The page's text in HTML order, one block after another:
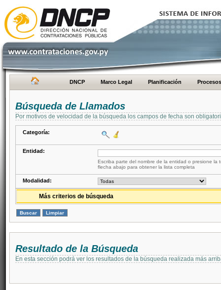
DNCP Marco Legal Planificación Procesos
Búsqueda de Llamados
Por motivos de velocidad de la búsqueda los campos de fecha son
Categoría:
Entidad:
Escriba parte del nombre de la entidad o presione la
flecha abajo para obtener la lista completa
Modalidad:
Más criterios de búsqueda
Resultado de la Búsqueda
En esta sección podrá ver los resultados de la búsqueda realizada más